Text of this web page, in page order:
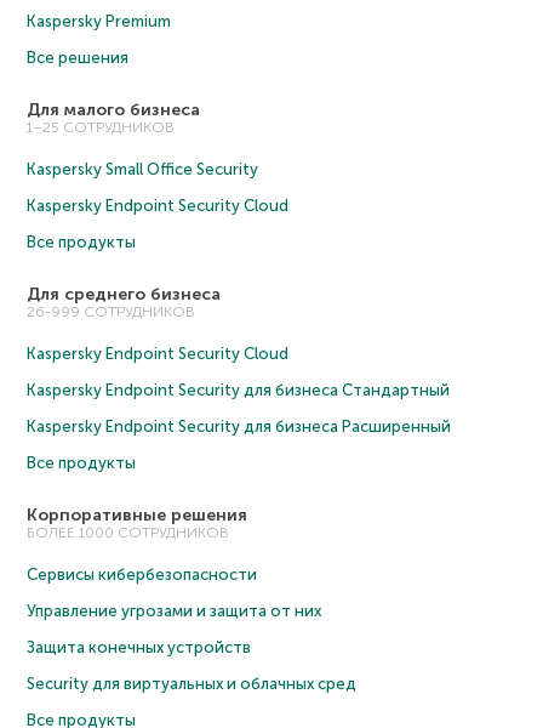
Kaspersky Premium
Все решения
Для малого бизнеса
1–25 СОТРУДНИКОВ
Kaspersky Small Office Security
Kaspersky Endpoint Security Cloud
Все продукты
Для среднего бизнеса
26-999 СОТРУДНИКОВ
Kaspersky Endpoint Security Cloud
Kaspersky Endpoint Security для бизнеса Cтандартный
Kaspersky Endpoint Security для бизнеса Расширенный
Все продукты
Корпоративные решения
БОЛЕЕ 1000 СОТРУДНИКОВ
Сервисы кибербезопасности
Управление угрозами и защита от них
Защита конечных устройств
Security для виртуальных и облачных сред
Все продукты